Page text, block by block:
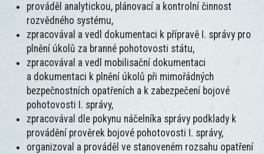
prováděl analytickou, plánovací a kontrolní činnost
rozvědného systému,
zpracovával a vedl dokumentaci k přípravě I. správy pro
plnění úkolů za branné pohotovosti státu,
zpracovával a vedl mobilisační dokumentaci
a dokumentaci k plnění úkolů při mimořádných
bezpečnostních opatřeních a k zabezpečení bojové
pohotovosti I. správy,
zpracovával dle pokynu náčelníka správy podklady k
provádění prověrek bojové pohotovosti I. správy,
organizoval a prováděl ve stanoveném rozsahu opatření